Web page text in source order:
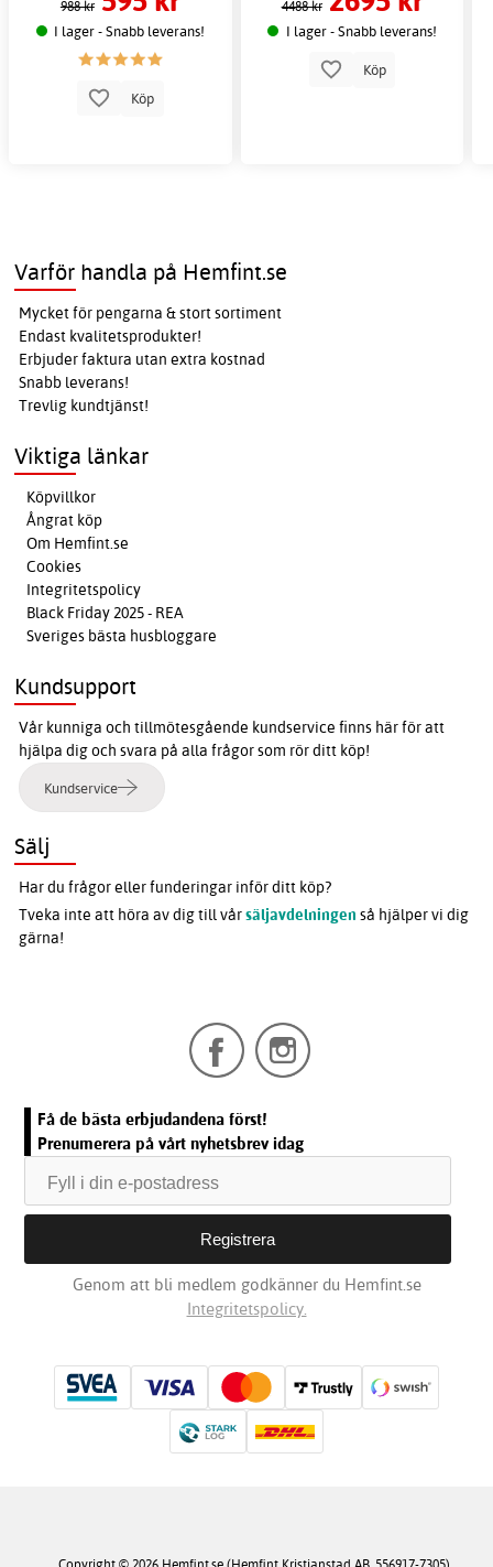
988 kr
I lager - Snabb leverans!
Köp
4488 kr
I lager - Snabb leverans!
Köp
Varför handla på Hemfint.se
Mycket för pengarna & stort sortiment
Endast kvalitetsprodukter!
Erbjuder faktura utan extra kostnad
Snabb leverans!
Trevlig kundtjänst!
Viktiga länkar
Köpvillkor
Ångrat köp
Om Hemfint.se
Cookies
Integritetspolicy
Black Friday 2025 - REA
Sveriges bästa husbloggare
Kundsupport
Vår kunniga och tillmötesgående kundservice finns här för att
hjälpa dig och svara på alla frågor som rör ditt köp!
Kundservice
Sälj
Har du frågor eller funderingar inför ditt köp?
Tveka inte att höra av dig till vårsäljavdelningen så hjälper vi dig
gärna!
Få de bästa erbjudandena först!
Prenumerera på vårt nyhetsbrev idag
Genom att bli medlem godkänner du Hemfint.se
Integritetspolicy.